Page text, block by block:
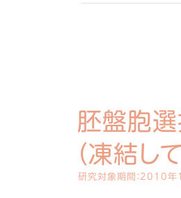
胚盤胞選
（凍結し
研究対象期間：2010